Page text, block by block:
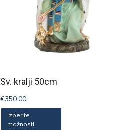
Sv. kralji 50cm
€350.00
Izberite
možnosti